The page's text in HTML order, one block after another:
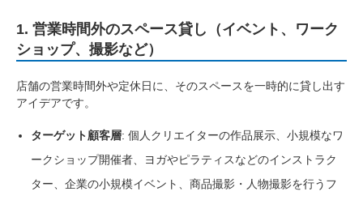
1. 営業時間外のスペース貸し（イベント、ワーク
ショップ、撮影など）
店舗の営業時間外や定休日に、そのスペースを一時的に貸し出す
アイデアです。
ターゲット顧客層: 個人クリエイターの作品展示、小規模なワ
ークショップ開催者、ヨガやピラティスなどのインストラク
ター、企業の小規模イベント、商品撮影・人物撮影を行うフ